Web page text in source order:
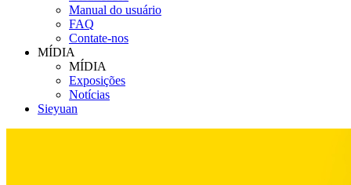
Manual do usuário
FAQ
Contate-nos
MÍDIA
MÍDIA
Exposições
Notícias
Sieyuan